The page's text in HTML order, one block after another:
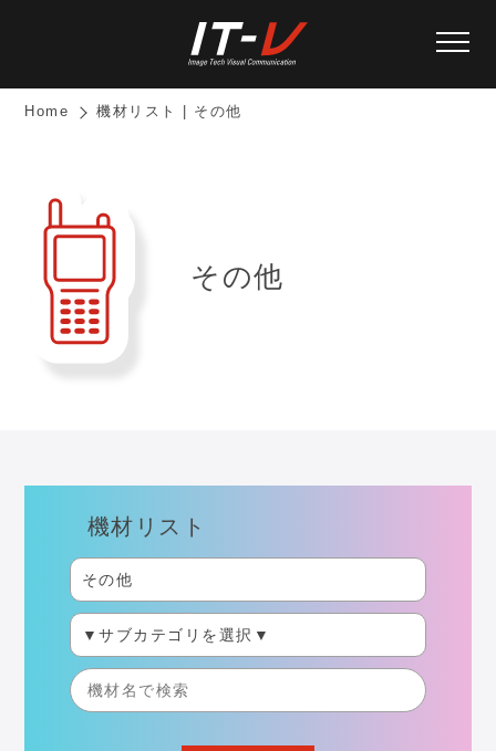
Home 機材リスト | その他
その他
機材リスト